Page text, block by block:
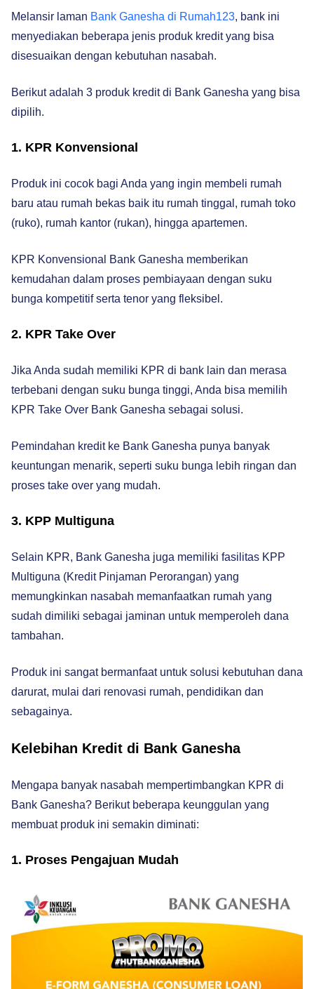
Melansir laman Bank Ganesha di Rumah123, bank ini
menyediakan beberapa jenis produk kredit yang bisa
disesuaikan dengan kebutuhan nasabah.
Berikut adalah 3 produk kredit di Bank Ganesha yang bisa
dipilih.
1. KPR Konvensional
Produk ini cocok bagi Anda yang ingin membeli rumah
baru atau rumah bekas baik itu rumah tinggal, rumah toko
(ruko), rumah kantor (rukan), hingga apartemen.
KPR Konvensional Bank Ganesha memberikan
kemudahan dalam proses pembiayaan dengan suku
bunga kompetitif serta tenor yang fleksibel.
2. KPR Take Over
Jika Anda sudah memiliki KPR di bank lain dan merasa
terbebani dengan suku bunga tinggi, Anda bisa memilih
KPR Take Over Bank Ganesha sebagai solusi.
Pemindahan kredit ke Bank Ganesha punya banyak
keuntungan menarik, seperti suku bunga lebih ringan dan
proses take over yang mudah.
3. KPP Multiguna
Selain KPR, Bank Ganesha juga memiliki fasilitas KPP
Multiguna (Kredit Pinjaman Perorangan) yang
memungkinkan nasabah memanfaatkan rumah yang
sudah dimiliki sebagai jaminan untuk memperoleh dana
tambahan.
Produk ini sangat bermanfaat untuk solusi kebutuhan dana
darurat, mulai dari renovasi rumah, pendidikan dan
sebagainya.
Kelebihan Kredit di Bank Ganesha
Mengapa banyak nasabah mempertimbangkan KPR di
Bank Ganesha? Berikut beberapa keunggulan yang
membuat produk ini semakin diminati:
1. Proses Pengajuan Mudah